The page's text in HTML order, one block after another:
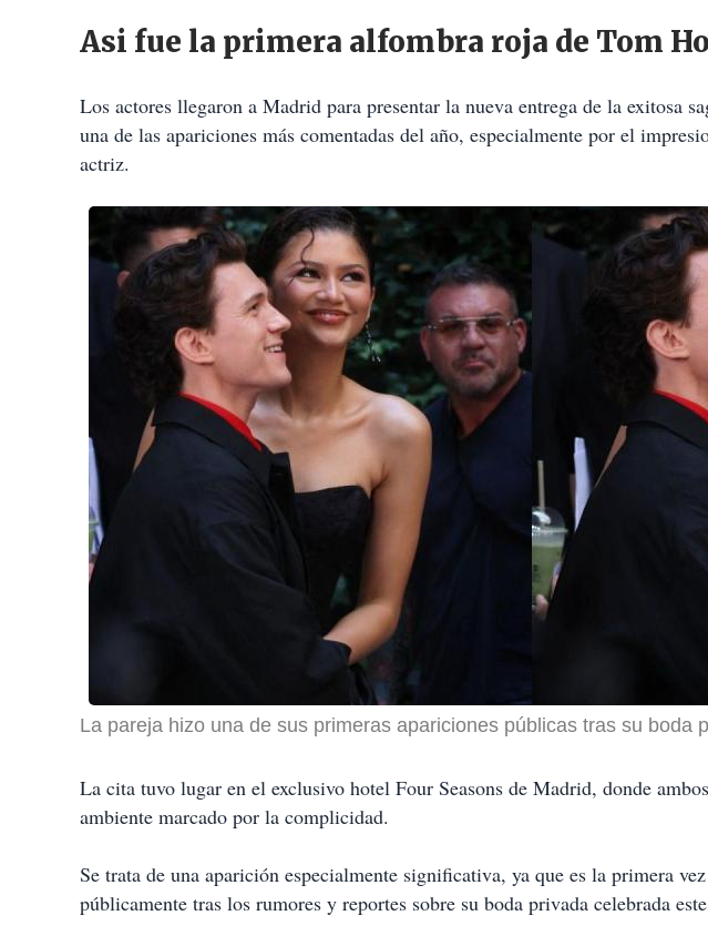
Asi fue la primera alfombra roja de Tom
Los actores llegaron a Madrid para presentar la nueva entrega de la exitosa
una de las apariciones más comentadas del año, especialmente por el
actriz.
La pareja hizo una de sus primeras apariciones públicas tras su boda
La cita tuvo lugar en el exclusivo hotel Four Seasons de Madrid, donde
ambiente marcado por la complicidad.
Se trata de una aparición especialmente significativa, ya que es la primera
públicamente tras los rumores y reportes sobre su boda privada celebrada